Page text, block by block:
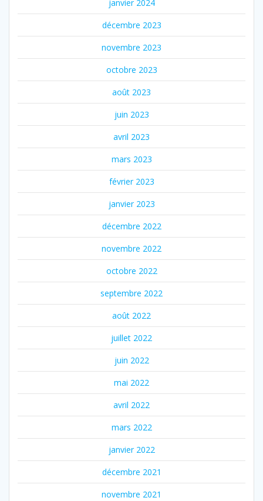
janvier 2024
décembre 2023
novembre 2023
octobre 2023
août 2023
juin 2023
avril 2023
mars 2023
février 2023
janvier 2023
décembre 2022
novembre 2022
octobre 2022
septembre 2022
août 2022
juillet 2022
juin 2022
mai 2022
avril 2022
mars 2022
janvier 2022
décembre 2021
novembre 2021